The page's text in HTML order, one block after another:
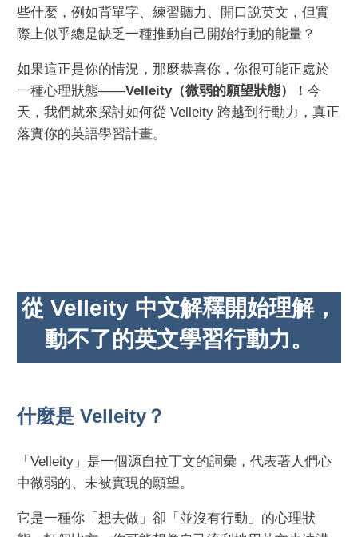
些什麼，例如背單字、練習聽力、開口說英文，但實
際上似乎總是缺乏一種推動自己開始行動的能量？
如果這正是你的情況，那麼恭喜你，你很可能正處於
一種心理狀態——Velleity（微弱的願望狀態）
！今
天，我們就來探討如何從 Velleity 跨越到行動力，真正
落實你的英語學習計畫。
從 Velleity 中文解釋開始理解，
動不了的英文學習行動力。
什麼是 Velleity？
「Velleity」是一個源自拉丁文的詞彙，代表著人們心
中微弱的、未被實現的願望。
它是一種你「想去做」卻「並沒有行動」的心理狀